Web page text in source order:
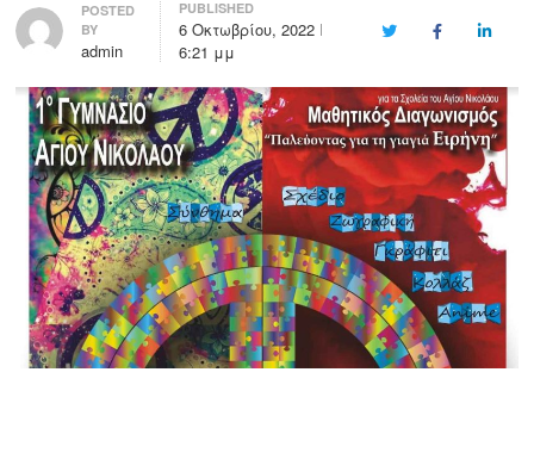
Author
POSTED
BY
admin
PUBLISHED
6 Οκτωβρίου, 2022
6:21 μμ
TwitterFacebook